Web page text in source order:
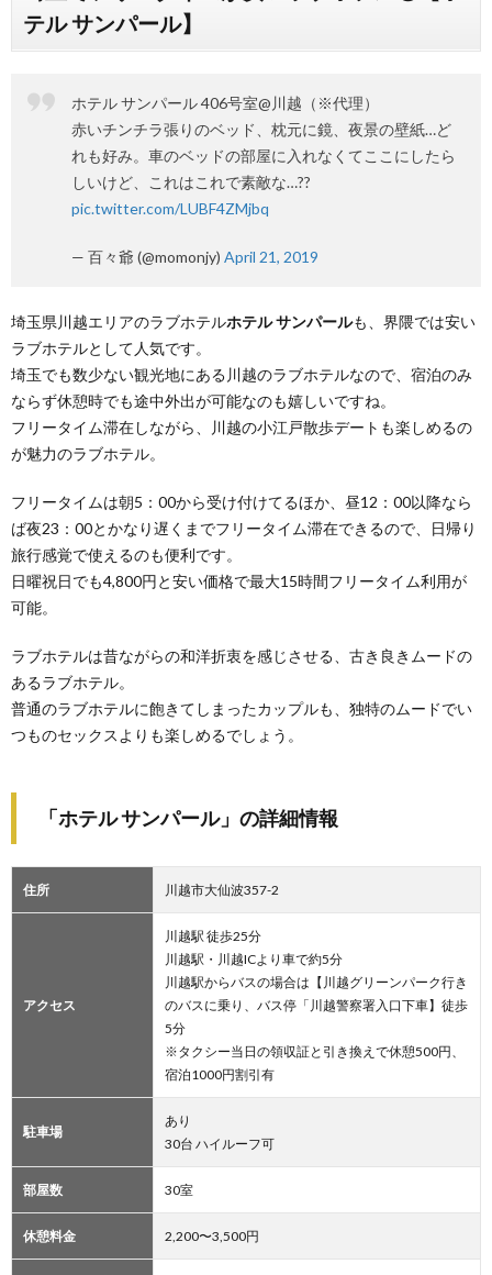
テル サンパール】
ホテル サンパール 406号室@川越（※代理）
赤いチンチラ張りのベッド、枕元に鏡、夜景の壁紙…ど
れも好み。車のベッドの部屋に入れなくてここにしたら
しいけど、これはこれで素敵な…??
pic.twitter.com/LUBF4ZMjbq
— 百々爺 (@momonjy) April 21, 2019
埼玉県川越エリアのラブホテルホテル サンパールも、界隈では安い
ラブホテルとして人気です。
埼玉でも数少ない観光地にある川越のラブホテルなので、宿泊のみ
ならず休憩時でも途中外出が可能なのも嬉しいですね。
フリータイム滞在しながら、川越の小江戸散歩デートも楽しめるの
が魅力のラブホテル。
フリータイムは朝5：00から受け付けてるほか、昼12：00以降なら
ば夜23：00とかなり遅くまでフリータイム滞在できるので、日帰り
旅行感覚で使えるのも便利です。
日曜祝日でも4,800円と安い価格で最大15時間フリータイム利用が
可能。
ラブホテルは昔ながらの和洋折衷を感じさせる、古き良きムードの
あるラブホテル。
普通のラブホテルに飽きてしまったカップルも、独特のムードでい
つものセックスよりも楽しめるでしょう。
「ホテル サンパール」の詳細情報
住所 川越市大仙波357-2
アクセス
川越駅 徒歩25分
川越駅・川越ICより車で約5分
川越駅からバスの場合は【川越グリーンパーク行き
のバスに乗り、バス停「川越警察署入口下車】徒歩
5分
※タクシー当日の領収証と引き換えで休憩500円、
宿泊1000円割引有
駐車場
あり
30台 ハイルーフ可
部屋数 30室
休憩料金 2,200〜3,500円